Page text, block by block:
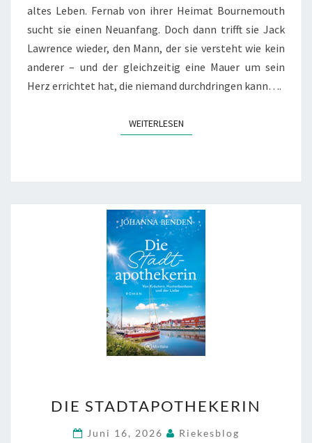
altes Leben. Fernab von ihrer Heimat Bournemouth
sucht sie einen Neuanfang. Doch dann trifft sie Jack
Lawrence wieder, den Mann, der sie versteht wie kein
anderer – und der gleichzeitig eine Mauer um sein
Herz errichtet hat, die niemand durchdringen kann….
WEITERLESENWEITERLESEN
STADTAPOTHEKERIN
DIE STADTAPOTHEKERIN
Juni 16, 2026 Riekesblog